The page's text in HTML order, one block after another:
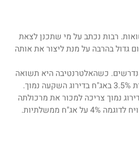
רבות נכתב על מי שתכנן לצאת
של 5% וגילה שהוא זקוק לסכום גדול בהרבה על מנת ליצור את אותה
כשהאלטרנטיבה היא תשואה
נמוך צריכה למכור את מרכולתה
בהנחה גדולה יותר, כלומר בתשואה גבוהה יותר, בשביל למשוך פנסיונר שמרוויח לדוגמה 4% על אג"ח ממשלתיות.